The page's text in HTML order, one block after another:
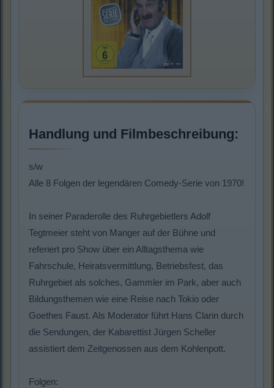
Handlung und Filmbeschreibung:
s/w
Alle 8 Folgen der legendären Comedy-Serie von 1970!
In seiner Paraderolle des Ruhrgebietlers Adolf
Tegtmeier steht von Manger auf der Bühne und
referiert pro Show über ein Alltagsthema wie
Fahrschule, Heiratsvermittlung, Betriebsfest, das
Ruhrgebiet als solches, Gammler im Park, aber auch
Bildungsthemen wie eine Reise nach Tokio oder
Goethes Faust. Als Moderator führt Hans Clarin durch
die Sendungen, der Kabarettist Jürgen Scheller
assistiert dem Zeitgenossen aus dem Kohlenpott.
Folgen: